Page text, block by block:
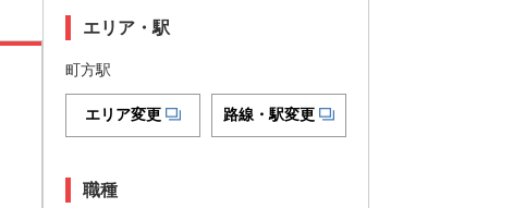
エリア・駅
町方駅
エリア変更 路線・駅変更
職種